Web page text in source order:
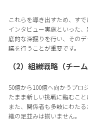
これらを導き出すため、す
インタビュー実施といった
底的な深掘りを行い、その
議を行うことが重要です。
（2）組織戦略（チー
50億から100億へ向かうプロ
たまま新しい挑戦に臨むこと
また、関係者も多岐にわた
織の足並みは揃いません。